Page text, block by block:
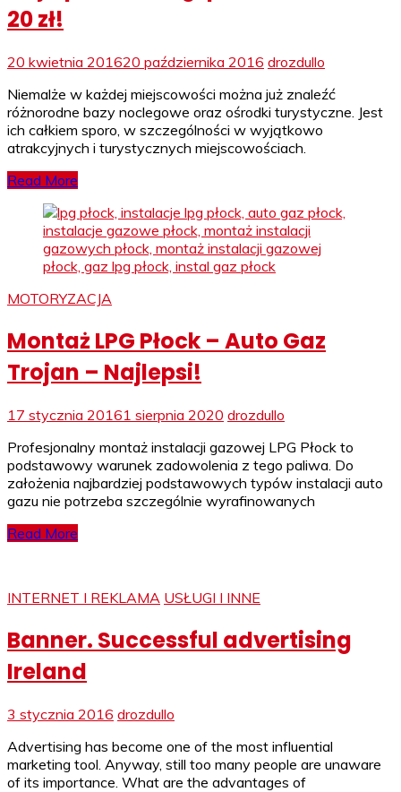
20 zł!
20 kwietnia 201620 października 2016 drozdullo
Niemalże w każdej miejscowości można już znaleźć
różnorodne bazy noclegowe oraz ośrodki turystyczne. Jest
ich całkiem sporo, w szczególności w wyjątkowo
atrakcyjnych i turystycznych miejscowościach.
Read More
MOTORYZACJA
Montaż LPG Płock – Auto Gaz
Trojan – Najlepsi!
17 stycznia 20161 sierpnia 2020 drozdullo
Profesjonalny montaż instalacji gazowej LPG Płock to
podstawowy warunek zadowolenia z tego paliwa. Do
założenia najbardziej podstawowych typów instalacji auto
gazu nie potrzeba szczególnie wyrafinowanych
Read More
INTERNET I REKLAMA USŁUGI I INNE
Banner. Successful advertising
Ireland
3 stycznia 2016 drozdullo
Advertising has become one of the most influential
marketing tool. Anyway, still too many people are unaware
of its importance. What are the advantages of